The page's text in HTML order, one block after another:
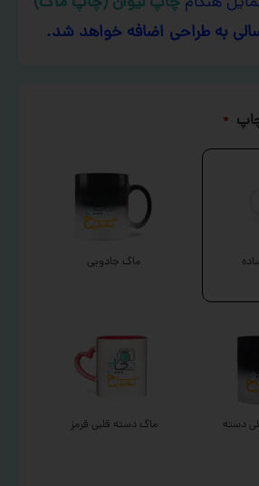
به طراحی اضافه خواهد شد.
*
ماگ جادویی
دسته
ماگ دسته قلبی قرمز